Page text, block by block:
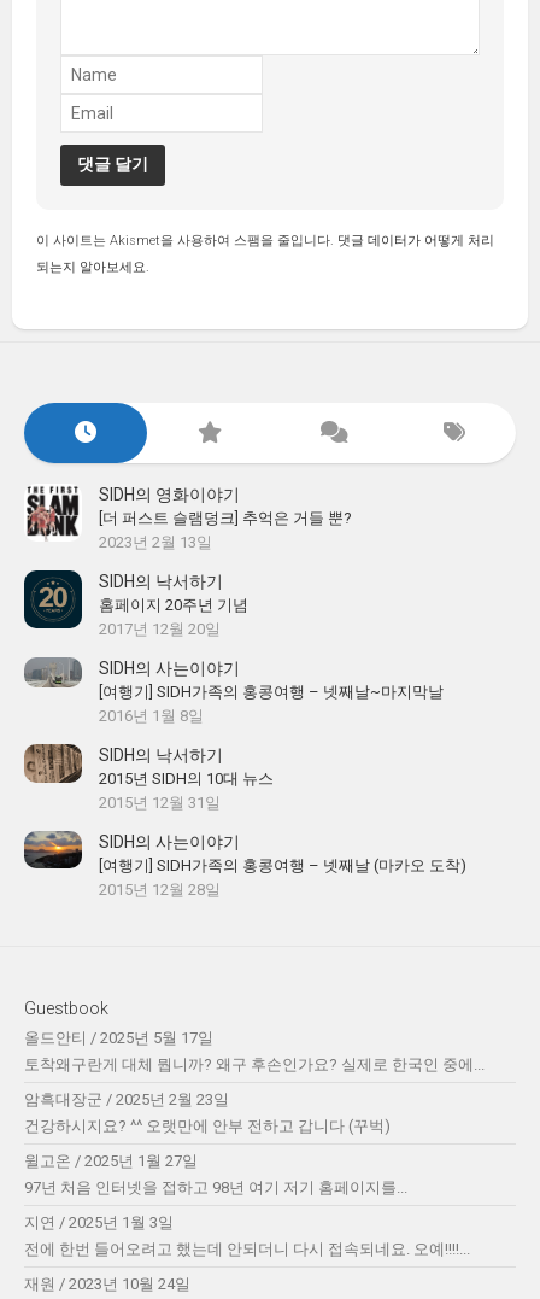
이 사이트는 Akismet을 사용하여 스팸을 줄입니다. 댓글 데이터가 어떻게 처리
되는지 알아보세요.
SIDH의 영화이야기
[더 퍼스트 슬램덩크] 추억은 거들 뿐?
2023년 2월 13일
SIDH의 낙서하기
홈페이지 20주년 기념
2017년 12월 20일
SIDH의 사는이야기
[여행기] SIDH가족의 홍콩여행 – 넷째날~마지막날
2016년 1월 8일
SIDH의 낙서하기
2015년 SIDH의 10대 뉴스
2015년 12월 31일
SIDH의 사는이야기
[여행기] SIDH가족의 홍콩여행 – 넷째날 (마카오 도착)
2015년 12월 28일
Guestbook
올드안티 / 2025년 5월 17일
토착왜구란게 대체 뭡니까? 왜구 후손인가요? 실제로 한국인 중에...
암흑대장군 / 2025년 2월 23일
건강하시지요? ^^ 오랫만에 안부 전하고 갑니다 (꾸벅)
윌고온 / 2025년 1월 27일
97년 처음 인터넷을 접하고 98년 여기 저기 홈페이지를...
지연 / 2025년 1월 3일
전에 한번 들어오려고 했는데 안되더니 다시 접속되네요. 오예!!!!...
재원 / 2023년 10월 24일